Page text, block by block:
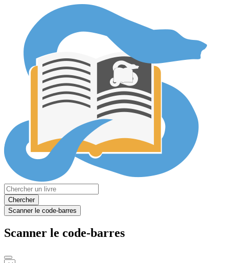
Chercher
Scanner le code-barres
Scanner le code-barres